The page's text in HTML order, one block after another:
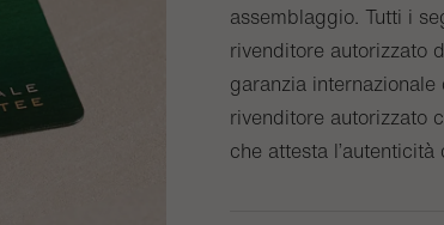
assemblaggio. Tutti i
rivenditore autorizzato
garanzia
rivenditore autorizzato
che attesta l’autenticità